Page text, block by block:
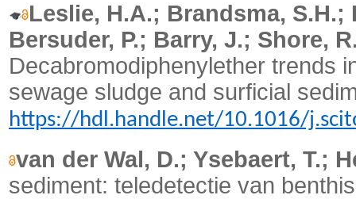
Leslie, H.A.; Brandsma, S.H.;
Bersuder, P.; Barry, J.; Shore,
Decabromodiphenylether trends
sewage sludge and surficial
https://hdl.handle.net/10.1016/
van der Wal, D.; Ysebaert, T.;
sediment: teledetectie van